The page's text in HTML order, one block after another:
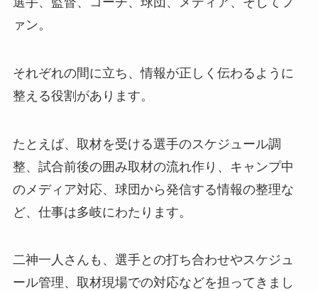
ァン。
それぞれの間に立ち、情報が正しく伝わるように
整える役割があります。
たとえば、取材を受ける選手のスケジュール調
整、試合前後の囲み取材の流れ作り、キャンプ中
のメディア対応、球団から発信する情報の整理な
ど、仕事は多岐にわたります。
二神一人さんも、選手との打ち合わせやスケジュ
ール管理、取材現場での対応などを担ってきまし